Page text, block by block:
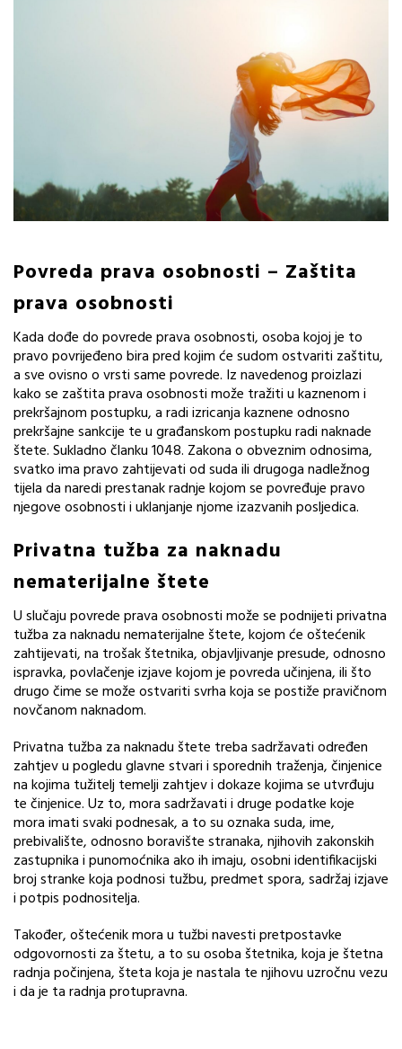
Povreda prava osobnosti – Zaštita
prava osobnosti
Kada dođe do povrede prava osobnosti, osoba kojoj je to
pravo povrijeđeno bira pred kojim će sudom ostvariti zaštitu,
a sve ovisno o vrsti same povrede. Iz navedenog proizlazi
kako se zaštita prava osobnosti može tražiti u kaznenom i
prekršajnom postupku, a radi izricanja kaznene odnosno
prekršajne sankcije te u građanskom postupku radi naknade
štete. Sukladno članku 1048. Zakona o obveznim odnosima,
svatko ima pravo zahtijevati od suda ili drugoga nadležnog
tijela da naredi prestanak radnje kojom se povređuje pravo
njegove osobnosti i uklanjanje njome izazvanih posljedica.
Privatna tužba za naknadu
nematerijalne štete
U slučaju povrede prava osobnosti može se podnijeti privatna
tužba za naknadu nematerijalne štete, kojom će oštećenik
zahtijevati, na trošak štetnika, objavljivanje presude, odnosno
ispravka, povlačenje izjave kojom je povreda učinjena, ili što
drugo čime se može ostvariti svrha koja se postiže pravičnom
novčanom naknadom.
Privatna tužba za naknadu štete treba sadržavati određen
zahtjev u pogledu glavne stvari i sporednih traženja, činjenice
na kojima tužitelj temelji zahtjev i dokaze kojima se utvrđuju
te činjenice. Uz to, mora sadržavati i druge podatke koje
mora imati svaki podnesak, a to su oznaka suda, ime,
prebivalište, odnosno boravište stranaka, njihovih zakonskih
zastupnika i punomoćnika ako ih imaju, osobni identifikacijski
broj stranke koja podnosi tužbu, predmet spora, sadržaj izjave
i potpis podnositelja.
Također, oštećenik mora u tužbi navesti pretpostavke
odgovornosti za štetu, a to su osoba štetnika, koja je štetna
radnja počinjena, šteta koja je nastala te njihovu uzročnu vezu
i da je ta radnja protupravna.